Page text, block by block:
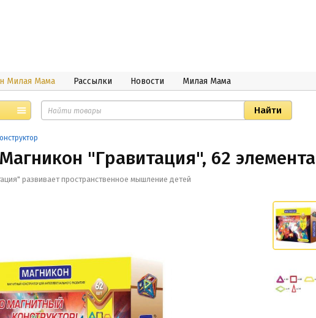
Милая Мама Рассылки Новости Милая Мама
"Гравитация", 62 элемента
развивает пространственное мышление детей